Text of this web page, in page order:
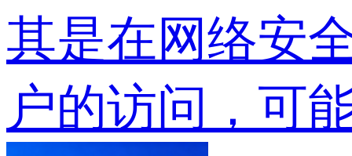
其是在网络安
户的访问，可